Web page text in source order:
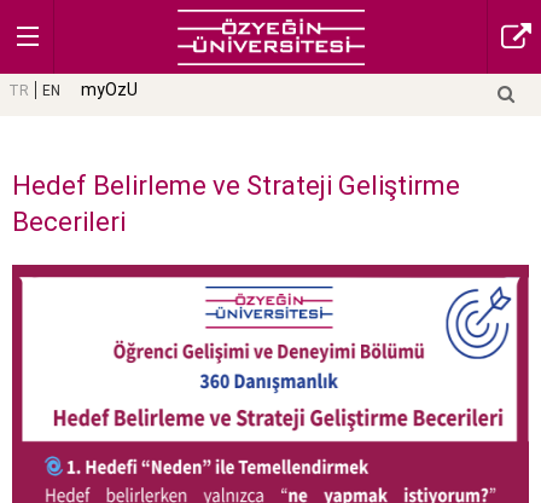
TR EN myOzU
Hedef Belirleme ve Strateji Geliştirme
Becerileri